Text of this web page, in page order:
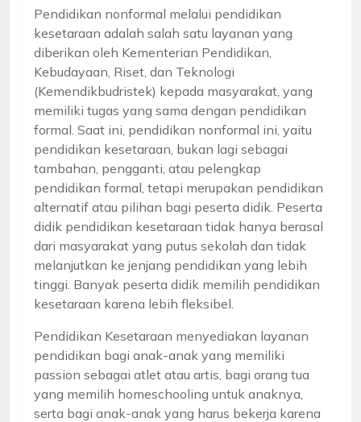
Pendidikan nonformal melalui pendidikan
kesetaraan adalah salah satu layanan yang
diberikan oleh Kementerian Pendidikan,
Kebudayaan, Riset, dan Teknologi
(Kemendikbudristek) kepada masyarakat, yang
memiliki tugas yang sama dengan pendidikan
formal. Saat ini, pendidikan nonformal ini, yaitu
pendidikan kesetaraan, bukan lagi sebagai
tambahan, pengganti, atau pelengkap
pendidikan formal, tetapi merupakan pendidikan
alternatif atau pilihan bagi peserta didik. Peserta
didik pendidikan kesetaraan tidak hanya berasal
dari masyarakat yang putus sekolah dan tidak
melanjutkan ke jenjang pendidikan yang lebih
tinggi. Banyak peserta didik memilih pendidikan
kesetaraan karena lebih fleksibel.
Pendidikan Kesetaraan menyediakan layanan
pendidikan bagi anak-anak yang memiliki
passion sebagai atlet atau artis, bagi orang tua
yang memilih homeschooling untuk anaknya,
serta bagi anak-anak yang harus bekerja karena